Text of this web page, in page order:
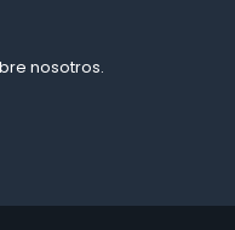
nosotros.